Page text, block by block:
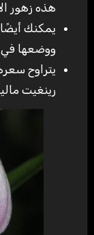
هذه زهور
يمكنك أيضًا
ووضعها
رينغيت